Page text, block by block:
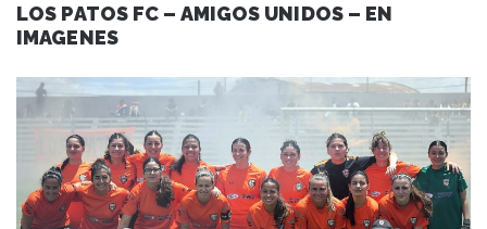
LOS PATOS FC – AMIGOS UNIDOS – EN
IMAGENES